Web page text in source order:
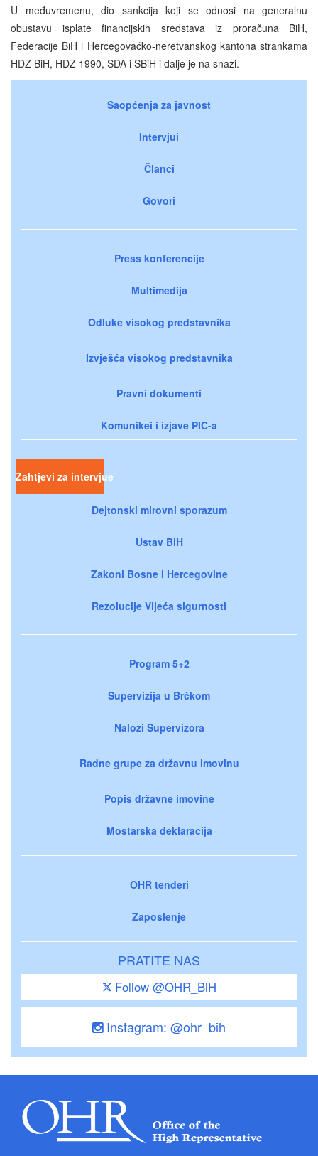
U međuvremenu, dio sankcija koji se odnosi na generalnu
obustavu isplate financijskih sredstava iz proračuna BiH,
Federacije BiH i Hercegovačko-neretvanskog kantona strankama
HDZ BiH, HDZ 1990, SDA i SBiH i dalje je na snazi.
Saopćenja za javnost
Intervjui
Članci
Govori
Press konferencije
Multimedija
Odluke visokog predstavnika
Izvješća visokog predstavnika
Pravni dokumenti
Komunikei i izjave PIC-a
Zahtjevi za intervjue
Dejtonski mirovni sporazum
Ustav BiH
Zakoni Bosne i Hercegovine
Rezolucije Vijeća sigurnosti
Program 5+2
Supervizija u Brčkom
Nalozi Supervizora
Radne grupe za državnu imovinu
Popis državne imovine
Mostarska deklaracija
OHR tenderi
Zaposlenje
PRATITE NAS
Follow @OHR_BiH
Instagram: @ohr_bih